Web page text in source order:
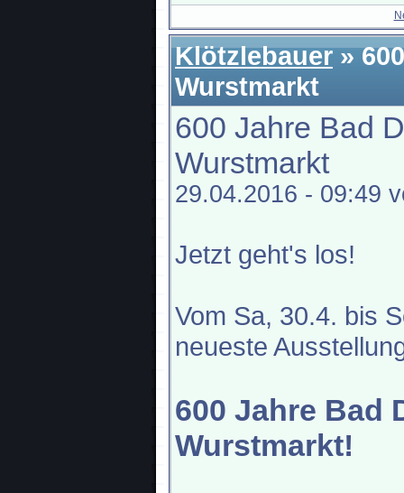
Klötzlebauer»
Wurstmarkt
600 Jahre Bad
Wurstmarkt
29.04.2016 - 09:49
Jetzt geht's los!
Vom Sa, 30.4. bis
neueste
600 Jahre Bad
Wurstmarkt!